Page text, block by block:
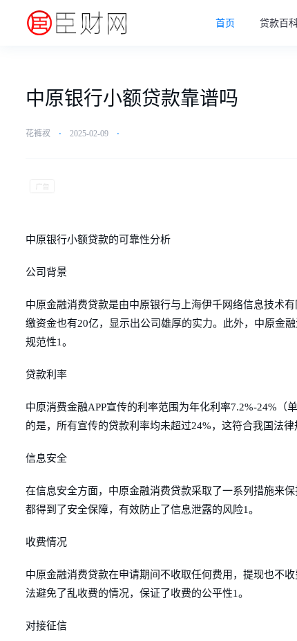
首页 贷款百
中原银行小额贷款靠谱吗
花裤衩 ⋅ 2025-02-09 ⋅
中原银行小额贷款的可靠性分析
公司背景
中原金融消费贷款是由中原银行与上海伊千网络信息技术
缴资金也有20亿，显示出公司雄厚的实力。此外，中原金
规范性1。
贷款利率
中原消费金融APP宣传的利率范围为年化利率7.2%-24%（
的是，所有宣传的贷款利率均未超过24%，这符合我国法
信息安全
在信息安全方面，中原金融消费贷款采取了一系列措施来
都得到了安全保障，有效防止了信息泄露的风险1。
收费情况
中原金融消费贷款在申请期间不收取任何费用，提现也不
法避免了乱收费的情况，保证了收费的公平性1。
对接征信